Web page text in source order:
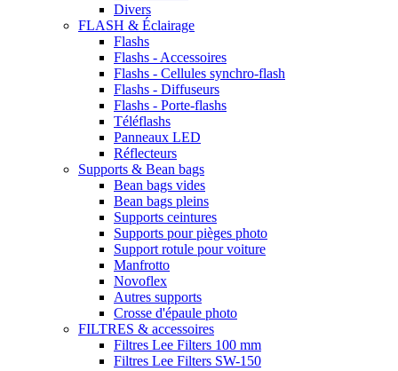
Divers
FLASH & Éclairage
Flashs
Flashs - Accessoires
Flashs - Cellules synchro-flash
Flashs - Diffuseurs
Flashs - Porte-flashs
Téléflashs
Panneaux LED
Réflecteurs
Supports & Bean bags
Bean bags vides
Bean bags pleins
Supports ceintures
Supports pour pièges photo
Support rotule pour voiture
Manfrotto
Novoflex
Autres supports
Crosse d'épaule photo
FILTRES & accessoires
Filtres Lee Filters 100 mm
Filtres Lee Filters SW-150